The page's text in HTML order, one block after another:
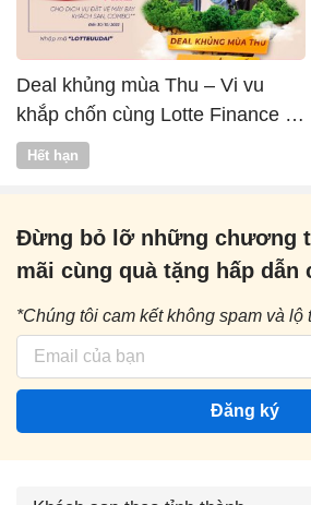
Deal khủng mùa Thu – Vi vu
khắp chốn cùng Lotte Finance x
Vntrip
Hết hạn
Đừng bỏ lỡ những chương
mãi cùng quà tặng hấp dẫn
*Chúng tôi cam kết không spam và lộ
Đăng ký